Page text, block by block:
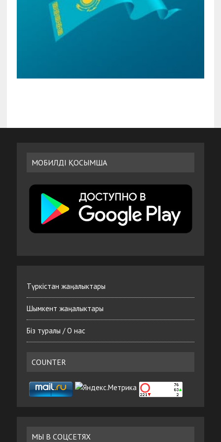
МОБИЛДІ ҚОСЫМША
Түркістан жаңалыктары
Шымкент жаңалыктары
Біз туралы / О нас
COUNTER
МЫ В СОЦСЕТЯХ